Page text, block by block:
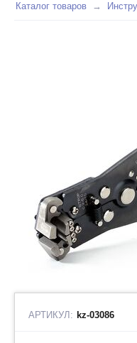
Каталог товаров
АРТИКУЛ: kz-03086